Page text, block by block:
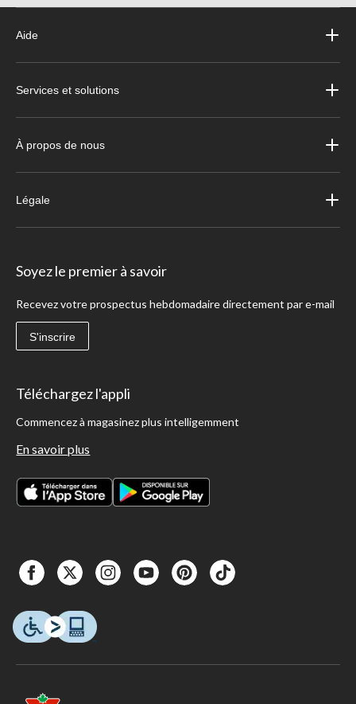
Aide
Services et solutions
À propos de nous
Légale
Soyez le premier à savoir
Recevez votre prospectus hebdomadaire directement par e-mail
S'inscrire
Téléchargez l'appli
Commencez à magasinez plus intelligemment
En savoir plus